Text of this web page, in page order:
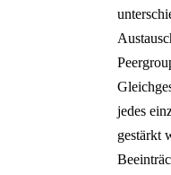
jedes
gestärkt